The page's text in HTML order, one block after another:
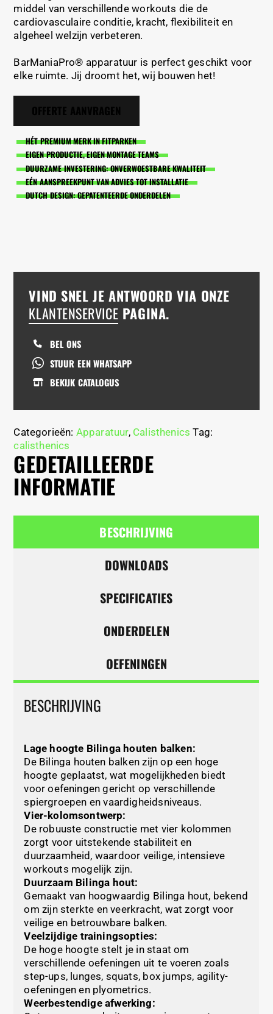
middel van verschillende workouts die de
cardiovasculaire conditie, kracht, flexibiliteit en
algeheel welzijn verbeteren.
BarManiaPro® apparatuur is perfect geschikt voor
elke ruimte. Jij droomt het, wij bouwen het!
HÉT PREMIUM MERK IN FITPARKEN
EIGEN PRODUCTIE, EIGEN MONTAGE TEAMS
DUURZAME INVESTERING: ONVERWOESTBARE KWALITEIT
EÉN AANSPREEKPUNT VAN ADVIES TOT INSTALLATIE
DUTCH DESIGN: GEPATENTEERDE ONDERDELEN
VIND SNEL JE ANTWOORD VIA ONZE
KLANTENSERVICE PAGINA.
BEL ONS
STUUR EEN WHATSAPP
BEKIJK CATALOGUS
Categorieën: Apparatuur, Calisthenics Tag:
calisthenics
GEDETAILLEERDE
INFORMATIE
BESCHRIJVING
DOWNLOADS
SPECIFICATIES
ONDERDELEN
OEFENINGEN
BESCHRIJVING
Lage hoogte Bilinga houten balken:
De Bilinga houten balken zijn op een hoge
hoogte geplaatst, wat mogelijkheden biedt
voor oefeningen gericht op verschillende
spiergroepen en vaardigheidsniveaus.
Vier-kolomsontwerp:
De robuuste constructie met vier kolommen
zorgt voor uitstekende stabiliteit en
duurzaamheid, waardoor veilige, intensieve
workouts mogelijk zijn.
Duurzaam Bilinga hout:
Gemaakt van hoogwaardig Bilinga hout, bekend
om zijn sterkte en veerkracht, wat zorgt voor
veilige en betrouwbare balken.
Veelzijdige trainingsopties:
De hoge hoogte stelt je in staat om
verschillende oefeningen uit te voeren zoals
step-ups, lunges, squats, box jumps, agility-
oefeningen en plyometrics.
Weerbestendige afwerking: